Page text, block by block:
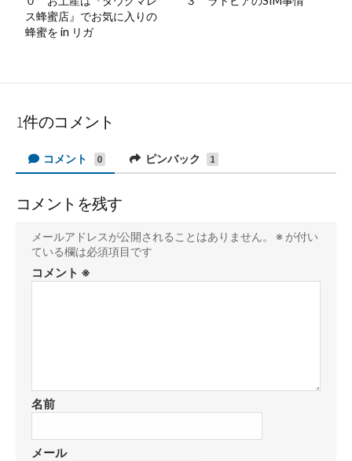
ス蜂蜜店』でお気に入りの
蜂蜜を in リガ
1件のコメント
コメント 0 ピンバック 1
コメントを残す
メールアドレスが公開されることはありません。 ※ が付い
ている欄は必須項目です
コメント ※
名前
メール